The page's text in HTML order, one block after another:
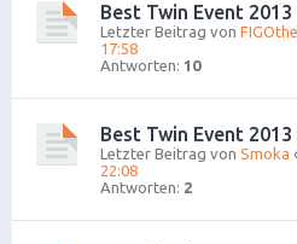
Best Twin Event 2013
Letzter Beitrag von
17:58
Antworten: 10
Best Twin Event
Letzter Beitrag von Smoka
22:08
Antworten: 2